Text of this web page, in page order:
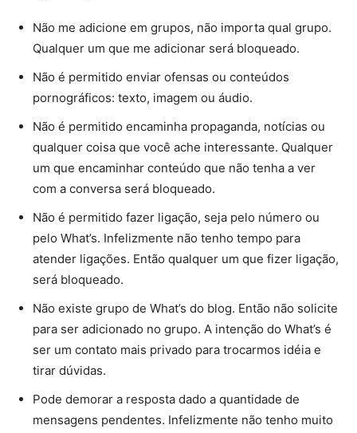
Não me adicione em grupos, não importa qual grupo.
Qualquer um que me adicionar será bloqueado.
Não é permitido enviar ofensas ou conteúdos
pornográficos: texto, imagem ou áudio.
Não é permitido encaminha propaganda, notícias ou
qualquer coisa que você ache interessante. Qualquer
um que encaminhar conteúdo que não tenha a ver
com a conversa será bloqueado.
Não é permitido fazer ligação, seja pelo número ou
pelo What’s. Infelizmente não tenho tempo para
atender ligações. Então qualquer um que fizer ligação,
será bloqueado.
Não existe grupo de What’s do blog. Então não solicite
para ser adicionado no grupo. A intenção do What’s é
ser um contato mais privado para trocarmos idéia e
tirar dúvidas.
Pode demorar a resposta dado a quantidade de
mensagens pendentes. Infelizmente não tenho muito